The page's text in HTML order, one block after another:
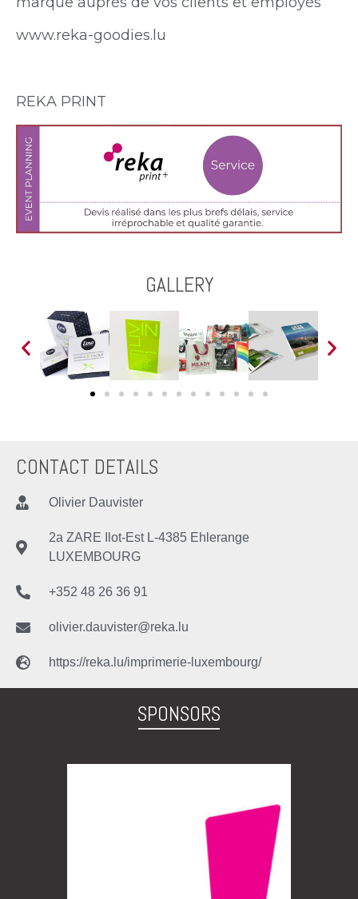
www.reka-goodies.lu
REKA PRINT
GALLERY
CONTACT DETAILS
Olivier Dauvister
2a ZARE Ilot-Est L-4385 Ehlerange
LUXEMBOURG
+352 48 26 36 91
olivier.dauvister@reka.lu
https://reka.lu/imprimerie-luxembourg/
SPONSORS